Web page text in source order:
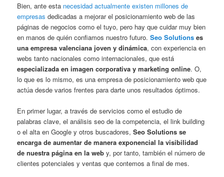
Bien, ante esta necesidad actualmente existen millones de
empresas dedicadas a mejorar el posicionamiento web de las
páginas de negocios como el tuyo, pero hay que cuidar muy bien
en manos de quién confiamos nuestro futuro.Seo Solutions es
una empresa valenciana joven y dinámica, con experiencia en
webs tanto nacionales como internacionales, que está
especializada en imagen corporativa y marketing online. O,
lo que es lo mismo, es una empresa de posicionamiento web que
actúa desde varios frentes para darte unos resultados óptimos.
En primer lugar, a través de servicios como el estudio de
palabras clave, el análisis seo de la competencia, el link building
o el alta en Google y otros buscadores,Seo Solutions se
encarga de aumentar de manera exponencial la visibilidad
de nuestra página en la web y, por tanto, también el número de
clientes potenciales y ventas que contemos a final de mes.